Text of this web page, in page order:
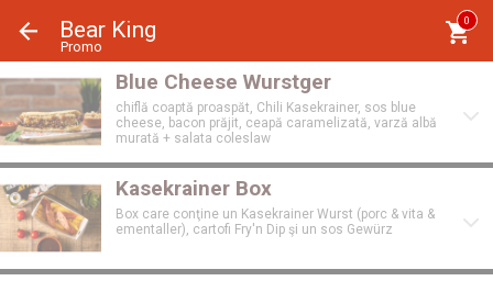
Bear King
Promo
0
Blue Cheese Wurstger
chiflă coaptă proaspăt, Chili Kasekrainer, sos blue
cheese, bacon prăjit, ceapă caramelizată, varză albă
murată + salata coleslaw
Kasekrainer Box
Box care conţine un Kasekrainer Wurst (porc & vita &
ementaller), cartofi Fry'n Dip şi un sos Gewürz